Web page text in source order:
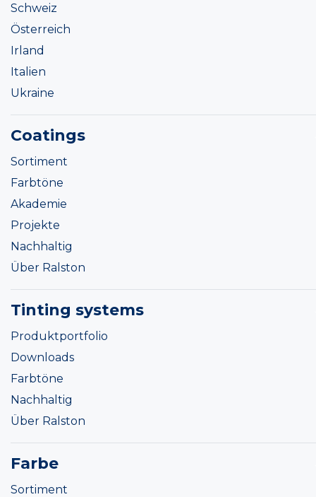
Schweiz
Österreich
Irland
Italien
Ukraine
Coatings
Sortiment
Farbtöne
Akademie
Projekte
Nachhaltig
Über Ralston
Tinting systems
Produktportfolio
Downloads
Farbtöne
Nachhaltig
Über Ralston
Farbe
Sortiment